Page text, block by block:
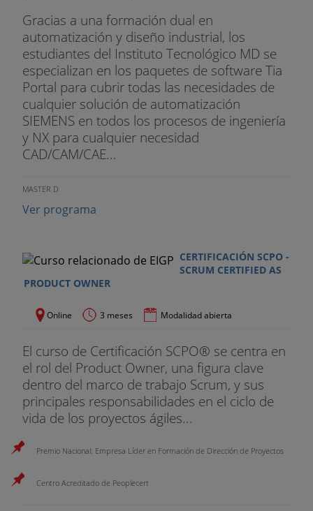
Gracias a una formación dual en
automatización y diseño industrial, los
estudiantes del Instituto Tecnológico MD se
especializan en los paquetes de software Tia
Portal para cubrir todas las necesidades de
cualquier solución de automatización
SIEMENS en todos los procesos de ingeniería
y NX para cualquier necesidad
CAD/CAM/CAE...
MASTER D
Ver programa
CERTIFICACIÓN SCPO -
SCRUM CERTIFIED AS
PRODUCT OWNER
Online 3 meses Modalidad abierta
El curso de Certificación SCPO® se centra en
el rol del Product Owner, una figura clave
dentro del marco de trabajo Scrum, y sus
principales responsabilidades en el ciclo de
vida de los proyectos ágiles...
Premio Nacional: Empresa Líder en Formación de Dirección de Proyectos
Centro Acreditado de Peoplecert